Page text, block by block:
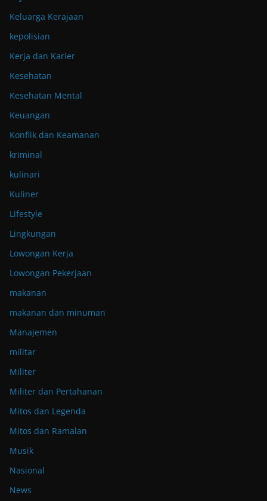
Keluarga Kerajaan
kepolisian
Kerja dan Karier
Kesehatan
Kesehatan Mental
Keuangan
Konflik dan Keamanan
kriminal
kulinari
Kuliner
Lifestyle
Lingkungan
Lowongan Kerja
Lowongan Pekerjaan
makanan
makanan dan minuman
Manajemen
militar
Militer
Militer dan Pertahanan
Mitos dan Legenda
Mitos dan Ramalan
Musik
Nasional
News